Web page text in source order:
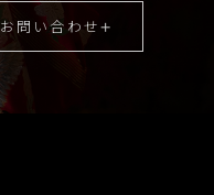
お問い合わせ